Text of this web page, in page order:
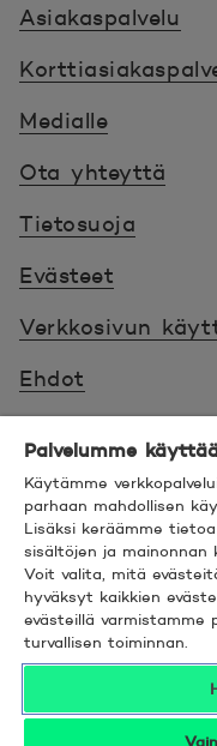
Asiakaspalvelu
Medialle
Ota yhteyttä
Tietosuoja
Evästeet
Verkkosivun
Ehdot
Saavutettavuus
Hyödyllistä tietää
© 2026 POP
ESPOO
Palvelumme
Käytämme
parhaan mahdollisen
Lisäksi keräämme
sisältöjen ja mainonnan
Voit valita, mitä
hyväksyt kaikkien
evästeillä varmistamme
turvallisen toiminnan.